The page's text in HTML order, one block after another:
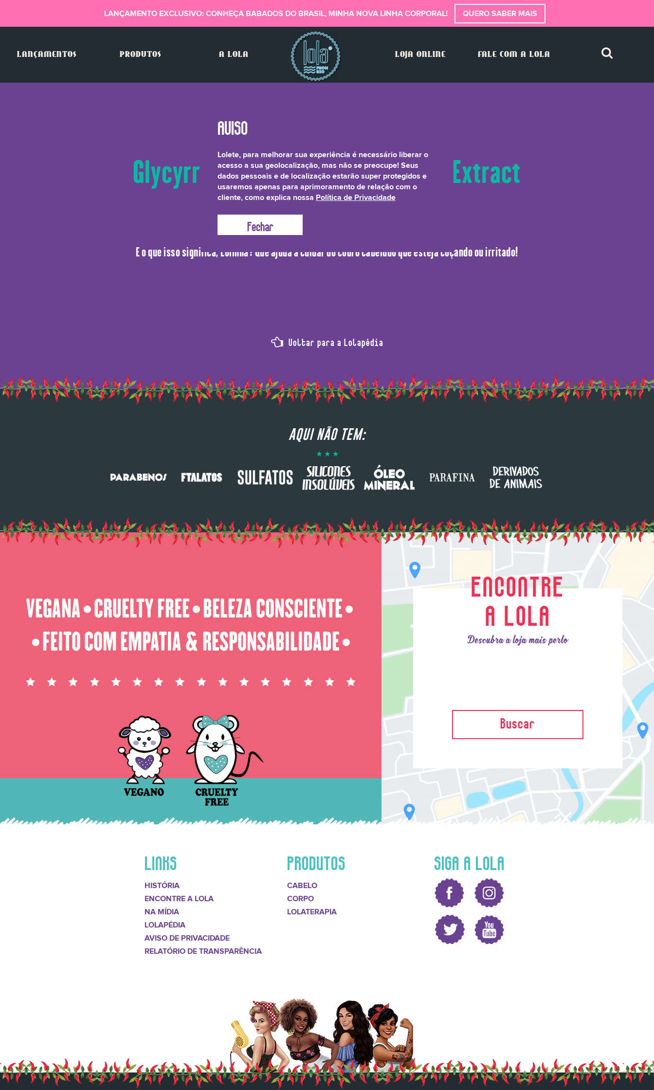
LANÇAMENTO EXCLUSIVO: CONHEÇA BABADOS DO BRASIL, MINHA NOVA LINHA CORPORAL! QUERO SABER MAIS
LANÇAMENTOS PRODUTOS A LOLA LOJA ONLINE FALE COM A LOLA
Glycyrrhiza Glabra (Licorice) Root Extract
O Extrato de Alcaçuz é perfeito para acalmar o couro cabeludo.
E o que isso significa, Lolinha? Que ajuda a cuidar do couro cabeludo que esteja coçando ou irritado!
Voltar para a Lolapédia
AQUI NÃO TEM:
VEGANA ⬤ CRUELTY FREE ⬤ BELEZA CONSCIENTE ⬤
⬤ FEITO COM EMPATIA & RESPONSABILIDADE ⬤
ENCONTRE
A LOLA
Descubra a loja mais perto
Buscar
LINKS
HISTÓRIA
ENCONTRE A LOLA
NA MÍDIA
LOLAPÉDIA
AVISO DE PRIVACIDADE
RELATÓRIO DE TRANSPARÊNCIA
PRODUTOS
CABELO
CORPO
LOLATERAPIA
SIGA A LOLA
Lolete, para melhorar sua experiência é necessário liberar o
acesso a sua geolocalização, mas não se preocupe! Seus
dados pessoais e de localização estarão super protegidos e
usaremos apenas para aprimoramento de relação com o
cliente, como explica nossa Política de Privacidade